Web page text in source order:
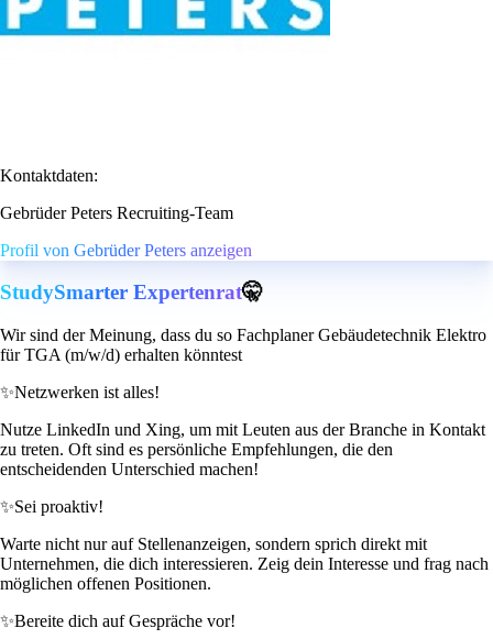
Kontaktdaten:
Gebrüder Peters Recruiting-Team
Profil von Gebrüder Peters anzeigen
StudySmarter Expertenrat🤫
Wir sind der Meinung, dass du so Fachplaner Gebäudetechnik Elektro
für TGA (m/w/d) erhalten könntest
✨Netzwerken ist alles!
Nutze LinkedIn und Xing, um mit Leuten aus der Branche in Kontakt
zu treten. Oft sind es persönliche Empfehlungen, die den
entscheidenden Unterschied machen!
✨Sei proaktiv!
Warte nicht nur auf Stellenanzeigen, sondern sprich direkt mit
Unternehmen, die dich interessieren. Zeig dein Interesse und frag nach
möglichen offenen Positionen.
✨Bereite dich auf Gespräche vor!